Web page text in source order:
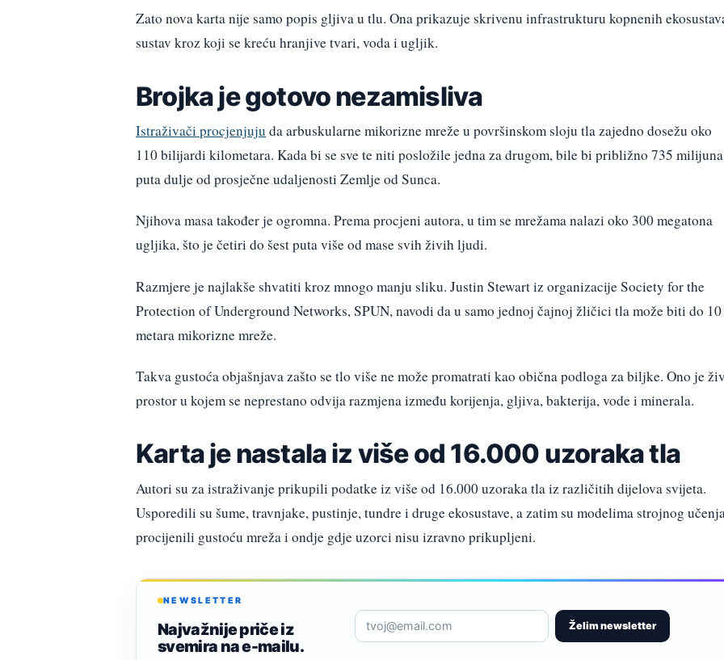
Zato nova karta nije samo popis gljiva u tlu. Ona prikazuje skrivenu infrastrukturu kopnenih
sustav kroz koji se kreću hranjive tvari, voda i ugljik.
Brojka je gotovo nezamisliva
Istraživači procjenjuju da arbuskularne mikorizne mreže u površinskom sloju tla zajedno dosežu oko
110 bilijardi kilometara. Kada bi se sve te niti posložile jedna za drugom, bile bi približno 735 milijuna
puta dulje od prosječne udaljenosti Zemlje od Sunca.
Njihova masa također je ogromna. Prema procjeni autora, u tim se mrežama nalazi oko 300 megatona
ugljika, što je četiri do šest puta više od mase svih živih ljudi.
Razmjere je najlakše shvatiti kroz mnogo manju sliku. Justin Stewart iz organizacije Society for the
Protection of Underground Networks, SPUN, navodi da u samo jednoj čajnoj žličici tla može biti do 10
metara mikorizne mreže.
Takva gustoća objašnjava zašto se tlo više ne može promatrati kao obična podloga za biljke. Ono je
prostor u kojem se neprestano odvija razmjena između korijenja, gljiva, bakterija, vode i minerala.
Karta je nastala iz više od 16.000 uzoraka tla
Autori su za istraživanje prikupili podatke iz više od 16.000 uzoraka tla iz različitih dijelova svijeta.
Usporedili su šume, travnjake, pustinje, tundre i druge ekosustave, a zatim su modelima strojnog
procijenili gustoću mreža i ondje gdje uzorci nisu izravno prikupljeni.
NEWSLETTER
Najvažnije priče iz
svemira na e-mailu.
Želim newsletter